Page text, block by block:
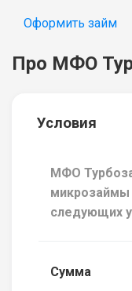
Оформить займ
Про МФО
Условия
МФО
микрозаймы
следующих
Сумма